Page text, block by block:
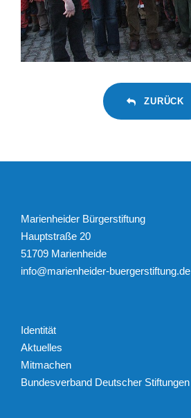
ZURÜCK
Marienheider Bürgerstiftung
Hauptstraße 20
51709 Marienheide
info@marienheider-buergerstiftung.de
Identität
Aktuelles
Mitmachen
Bundesverband Deutscher Stiftungen